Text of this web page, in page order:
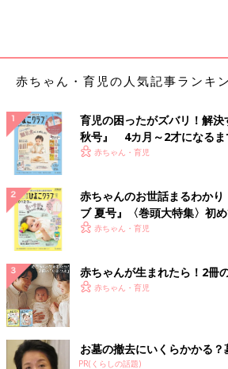
赤ちゃん・育児の人気記事ランキ
育児の困ったがズバリ！解
秋号』 4カ月～2才になるま
いっぱい！
赤ちゃん・育児
赤ちゃんのお世話まるわか
ブ 夏号』〈巻頭大特集〉初
く！ おっぱい・ミルクの基
赤ちゃん・育児
赤ちゃんが生まれたら！2冊
赤ちゃん・育児
お墓の撤去にいくらかかる？
PR(くらしの話題)